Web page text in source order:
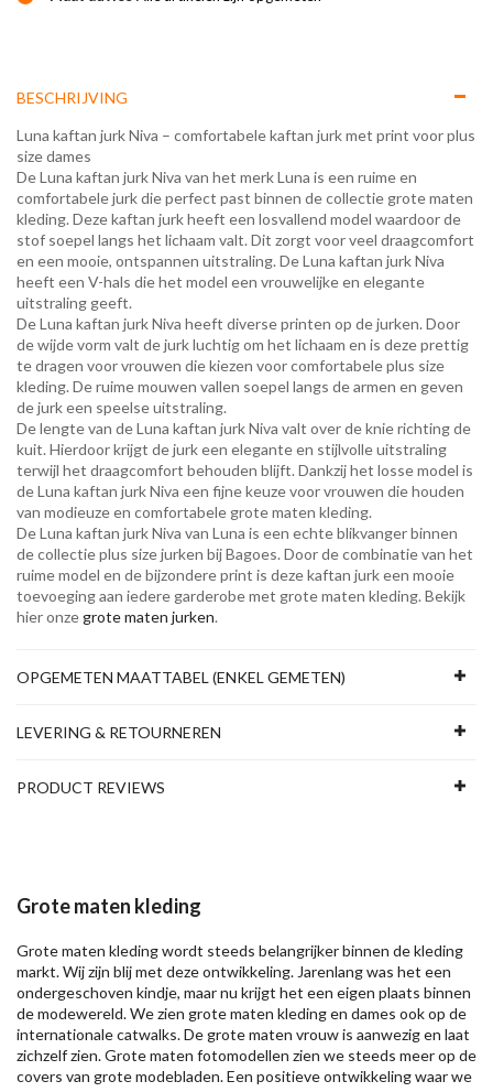
BESCHRIJVING
Luna kaftan jurk Niva – comfortabele kaftan jurk met print voor plus
size dames
De Luna kaftan jurk Niva van het merk Luna is een ruime en
comfortabele jurk die perfect past binnen de collectie grote maten
kleding. Deze kaftan jurk heeft een losvallend model waardoor de
stof soepel langs het lichaam valt. Dit zorgt voor veel draagcomfort
en een mooie, ontspannen uitstraling. De Luna kaftan jurk Niva
heeft een V-hals die het model een vrouwelijke en elegante
uitstraling geeft.
De Luna kaftan jurk Niva heeft diverse printen op de jurken. Door
de wijde vorm valt de jurk luchtig om het lichaam en is deze prettig
te dragen voor vrouwen die kiezen voor comfortabele plus size
kleding. De ruime mouwen vallen soepel langs de armen en geven
de jurk een speelse uitstraling.
De lengte van de Luna kaftan jurk Niva valt over de knie richting de
kuit. Hierdoor krijgt de jurk een elegante en stijlvolle uitstraling
terwijl het draagcomfort behouden blijft. Dankzij het losse model is
de Luna kaftan jurk Niva een fijne keuze voor vrouwen die houden
van modieuze en comfortabele grote maten kleding.
De Luna kaftan jurk Niva van Luna is een echte blikvanger binnen
de collectie plus size jurken bij Bagoes. Door de combinatie van het
ruime model en de bijzondere print is deze kaftan jurk een mooie
toevoeging aan iedere garderobe met grote maten kleding. Bekijk
hier onzegrote maten jurken.
OPGEMETEN MAATTABEL (ENKEL GEMETEN)
LEVERING & RETOURNEREN
PRODUCT REVIEWS
Grote maten kleding
Grote maten kleding wordt steeds belangrijker binnen de kleding
markt. Wij zijn blij met deze ontwikkeling. Jarenlang was het een
ondergeschoven kindje, maar nu krijgt het een eigen plaats binnen
de modewereld. We zien grote maten kleding en dames ook op de
internationale catwalks. De grote maten vrouw is aanwezig en laat
zichzelf zien. Grote maten fotomodellen zien we steeds meer op de
covers van grote modebladen. Een positieve ontwikkeling waar we